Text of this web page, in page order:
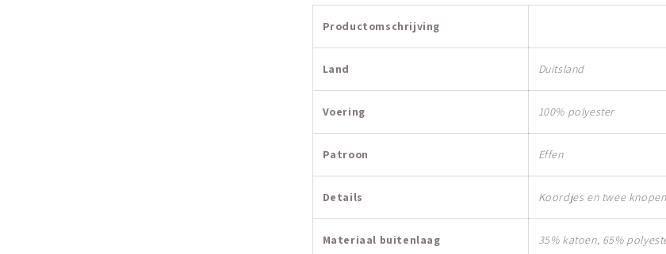
Productomschrijving
Land Duitsland
Voering 100% polyester
Patroon Effen
Details Koordjes en twee knopen
Materiaal buitenlaag 35% katoen, 65%